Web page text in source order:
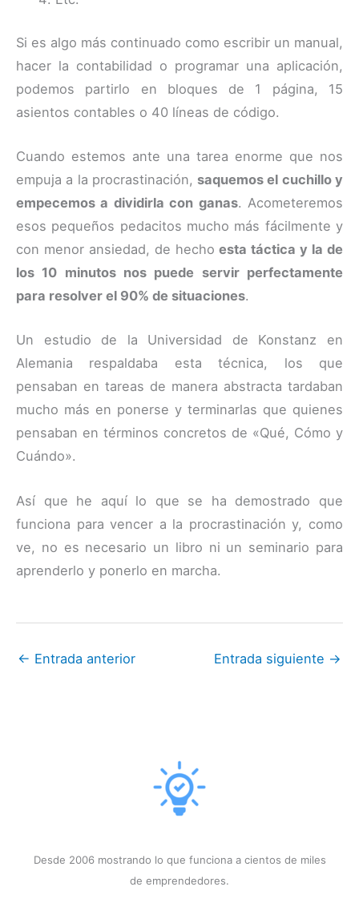
Si es algo más continuado como escribir un manual,
hacer la contabilidad o programar una aplicación,
podemos partirlo en bloques de 1 página, 15
asientos contables o 40 líneas de código.
Cuando estemos ante una tarea enorme que nos
empuja a la procrastinación, saquemos el cuchillo y
empecemos a dividirla con ganas. Acometeremos
esos pequeños pedacitos mucho más fácilmente y
con menor ansiedad, de hechoesta táctica y la de
los 10 minutos nos puede servir perfectamente
para resolver el 90% de situaciones.
Un estudio de la Universidad de Konstanz en
Alemania respaldaba esta técnica, los que
pensaban en tareas de manera abstracta tardaban
mucho más en ponerse y terminarlas que quienes
pensaban en términos concretos de «Qué, Cómo y
Cuándo».
Así que he aquí lo que se ha demostrado que
funciona para vencer a la procrastinación y, como
ve, no es necesario un libro ni un seminario para
aprenderlo y ponerlo en marcha.
← Entrada anterior Entrada siguiente →
Desde 2006 mostrando lo que funciona a cientos de miles
de emprendedores.